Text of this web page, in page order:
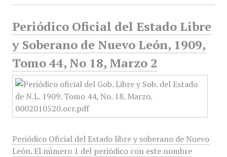
Periódico Oficial del Estado Libre
y Soberano de Nuevo León, 1909,
Tomo 44, No 18, Marzo 2
Periódico Oficial del Estado libre y soberano de Nuevo
León. El número 1 del periódico con este nombre